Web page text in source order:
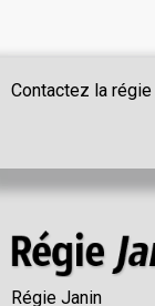
Contactez la
Régie Janin